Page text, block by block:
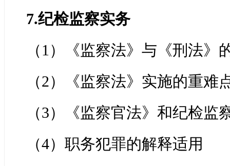
7.纪检监察实务
（1）《监察法》与《刑法》
（2）《监察法》实施的重难
（3）《监察官法》和纪检监
（4）职务犯罪的解释适用